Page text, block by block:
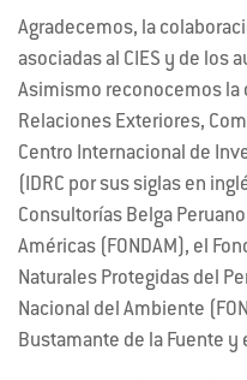
Agradecemos, la
asociadas al CIES y de los
Asimismo reconocemos la
Relaciones Exteriores,
Centro Internacional de
(IDRC por sus siglas en
Consultorías Belga
Américas (FONDAM), el
Naturales Protegidas del
Nacional del Ambiente
Bustamante de la Fuente y